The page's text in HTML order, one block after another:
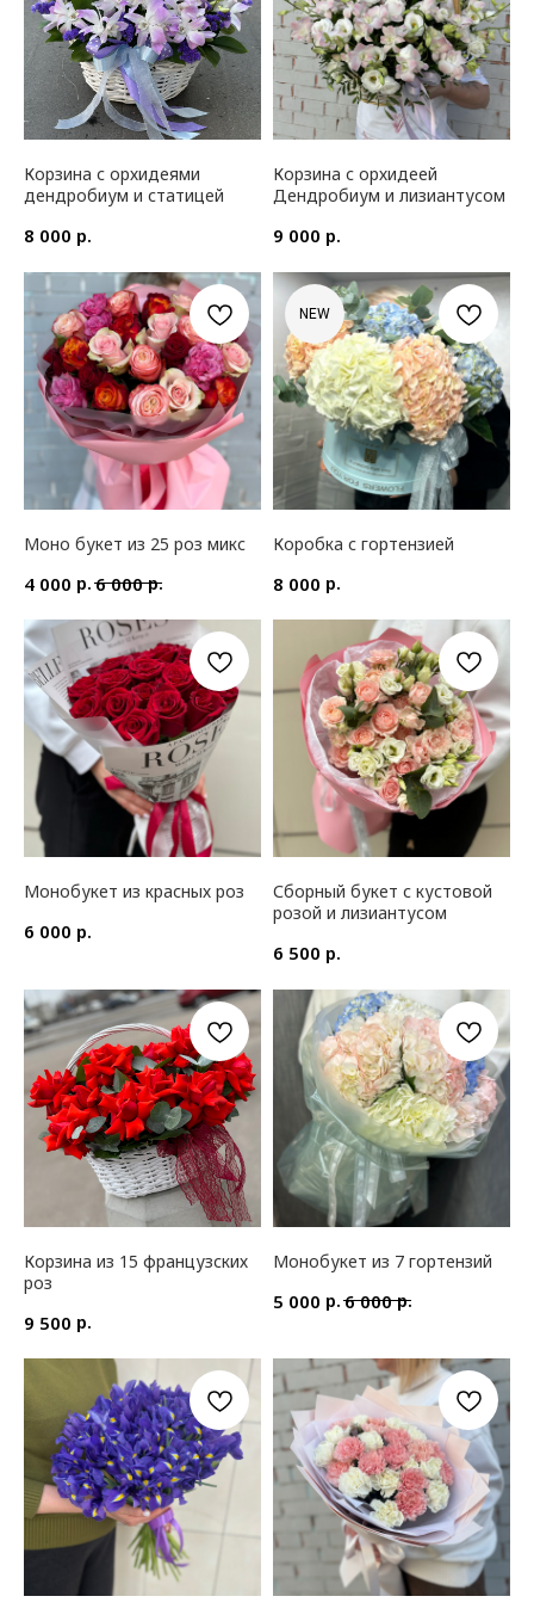
Корзина с орхидеями
дендробиум и статицей
8 000 р.
Корзина с орхидеей
Дендробиум и лизиантусом
9 000 р.
Моно букет из 25 роз микс
4 000 р. 6 000 р.
NEW
Коробка с гортензией
8 000 р.
Монобукет из красных роз
6 000 р.
Сборный букет с кустовой
розой и лизиантусом
6 500 р.
Корзина из 15 французских
роз
9 500 р.
Монобукет из 7 гортензий
5 000 р. 6 000 р.
НУЖНА КОНСУЛЬТАЦИЯ
с выбором? Напишите нам, мы сможем
решить ваш вопрос
НЕ НАШЛИ ТО,
ЧТО ИСКАЛИ?